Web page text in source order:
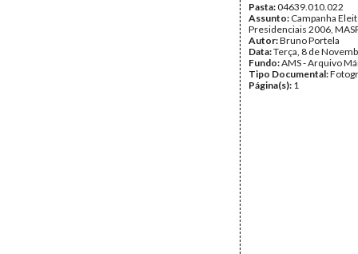
Pasta:04639.010.022
Assunto: Campanha
Presidenciais 2006,
Autor:Bruno Portela
Data:Terça, 8 de
Fundo:AMS - Arquivo
Tipo Documental:
Página(s): 1